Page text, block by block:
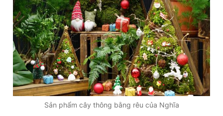
Sản phẩm cây thông bằng rêu của Nghĩa